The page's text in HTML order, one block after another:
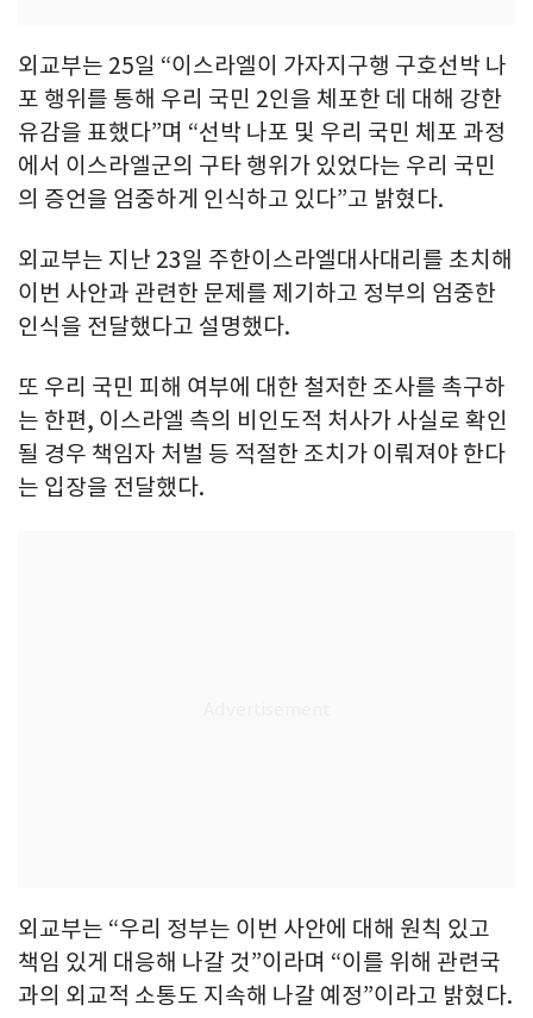
외교부는 25일 “이스라엘이 가자지구행 구호선박 나
포 행위를 통해 우리 국민 2인을 체포한 데 대해 강한
유감을 표했다”며 “선박 나포 및 우리 국민 체포 과정
에서 이스라엘군의 구타 행위가 있었다는 우리 국민
의 증언을 엄중하게 인식하고 있다”고 밝혔다.
외교부는 지난 23일 주한이스라엘대사대리를 초치해
이번 사안과 관련한 문제를 제기하고 정부의 엄중한
인식을 전달했다고 설명했다.
또 우리 국민 피해 여부에 대한 철저한 조사를 촉구하
는 한편, 이스라엘 측의 비인도적 처사가 사실로 확인
될 경우 책임자 처벌 등 적절한 조치가 이뤄져야 한다
는 입장을 전달했다.
외교부는 “우리 정부는 이번 사안에 대해 원칙 있고
책임 있게 대응해 나갈 것”이라며 “이를 위해 관련국
과의 외교적 소통도 지속해 나갈 예정”이라고 밝혔다.